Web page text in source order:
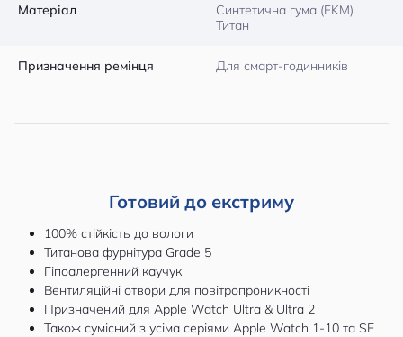
Матеріал
Синтетична гума (FKM)
Титан
Призначення ремінця Для смарт-годинників
Готовий до екстриму
100% стійкість до вологи
Титанова фурнітура Grade 5
Гіпоалергенний каучук
Вентиляційні отвори для повітропроникності
Призначений для Apple Watch Ultra & Ultra 2
Також сумісний з усіма серіями Apple Watch 1-10 та SE